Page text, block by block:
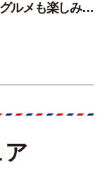
ルメも楽しみ尽